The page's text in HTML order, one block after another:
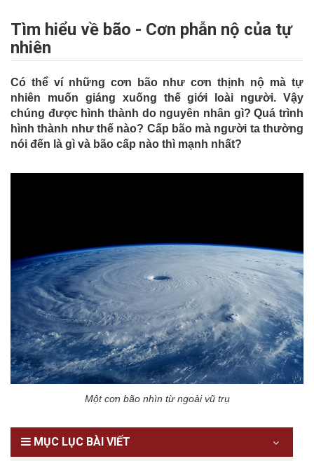
Tìm hiểu về bão - Cơn phẫn nộ của tự
nhiên
Có thể ví những cơn bão như cơn thịnh nộ mà tự
nhiên muốn giáng xuống thế giới loài người. Vậy
chúng được hình thành do nguyên nhân gì? Quá trình
hình thành như thế nào? Cấp bão mà người ta thường
nói đến là gì và bão cấp nào thì mạnh nhất?
Một cơn bão nhìn từ ngoài vũ trụ
MỤC LỤC BÀI VIẾT